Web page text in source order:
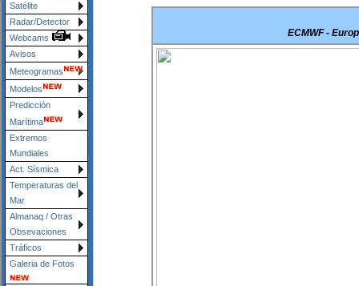
Satélite
Radar/Detector
Webcams
Avisos
Meteogramas
Modelos
Predicción
Marítima
Extremos
Mundiales
Act. Sísmica
Temperaturas del
Mar
Almanaq / Otras
Obsevaciones
Tráficos
Galeria de Fotos
ECMWF -